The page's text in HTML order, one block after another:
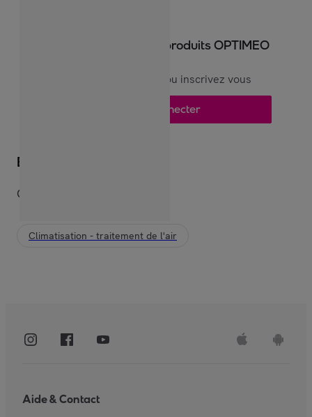
Pour voir plus de produits OPTIMEO
Connectez vous ou inscrivez vous
Se connecter
Envie d’explorer ?
Cela devrait vous plaire
Climatisation - traitement de l'air
Aide & Contact